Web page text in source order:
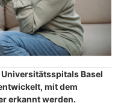
Basel
mit dem
erkannt werden.